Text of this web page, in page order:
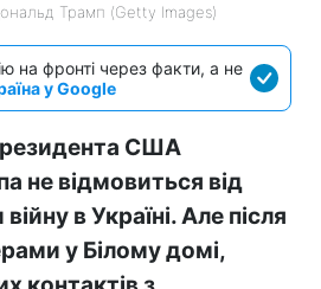
Трамп (Getty Images)
на фронті через факти, а не
у Google
США
не відмовиться від
в Україні. Але після
у Білому домі,